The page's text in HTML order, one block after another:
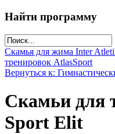
Найти программу
Скамья для жима Inter
тренировок AtlasSport
Вернуться к:
Скамьи для
Sport Elit